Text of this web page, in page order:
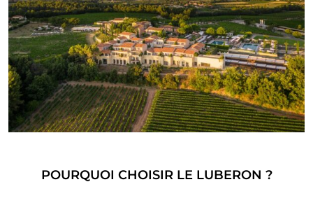
POURQUOI CHOISIR LE LUBERON ?